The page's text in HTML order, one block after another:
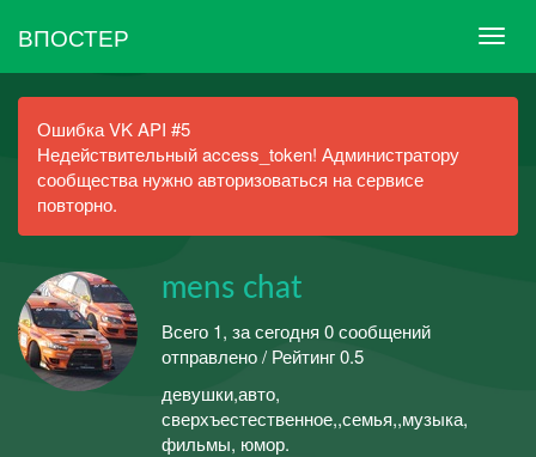
ВПОСТЕР
Ошибка VK API #5
Недействительный access_token! Администратору
сообщества нужно авторизоваться на сервисе
повторно.
mens chat
Всего 1, за сегодня 0 сообщений
отправлено / Рейтинг 0.5
девушки,авто,
сверхъестественное,,семья,,музыка,
фильмы, юмор.